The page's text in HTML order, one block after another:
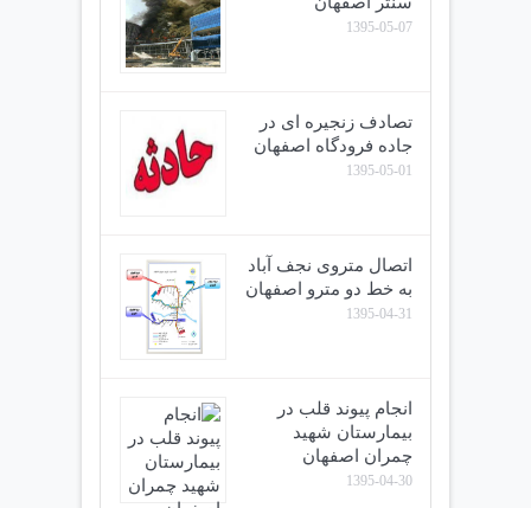
1395-05-07
تصادف زنجیره ای در
جاده فرودگاه اصفهان
1395-05-01
اتصال متروی نجف آباد
به خط دو مترو اصفهان
1395-04-31
انجام پیوند قلب در
بیمارستان شهید
چمران اصفهان
1395-04-30